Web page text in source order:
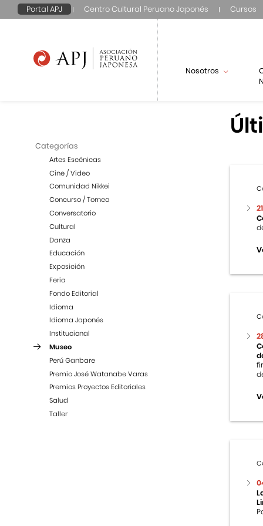
Portal APJ Centro Cultural Peruano Japonés Cursos
Nosotros
Categorías
Artes Escénicas
Cine / Video
Comunidad Nikkei
Concurso / Torneo
Conversatorio
Cultural
Danza
Educación
Exposición
Feria
Fondo Editorial
Idioma
Idioma Japonés
Institucional
Museo
Perú Ganbare
Premio José Watanabe Varas
Premios Proyectos Editoriales
Salud
Taller